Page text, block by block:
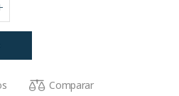
Comparar